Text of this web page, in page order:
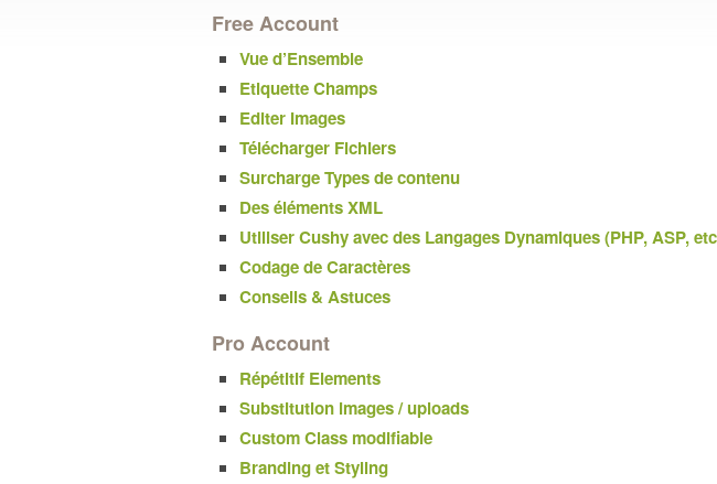
Free Account
Vue d’Ensemble
Etiquette Champs
Editer Images
Télécharger Fichiers
Surcharge Types de contenu
Des éléments XML
Utiliser Cushy avec des Langages Dynamiques (PHP, ASP,
Codage de Caractères
Conseils & Astuces
Pro Account
Répétitif Elements
Substitution images / uploads
Custom Class modifiable
Branding et Styling